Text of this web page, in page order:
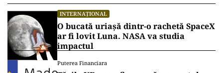
Ungaria
Vrei să fii mereu la curent cu toate știrile? Urmărește
Puterea.ro și pe canalul de WhatsApp